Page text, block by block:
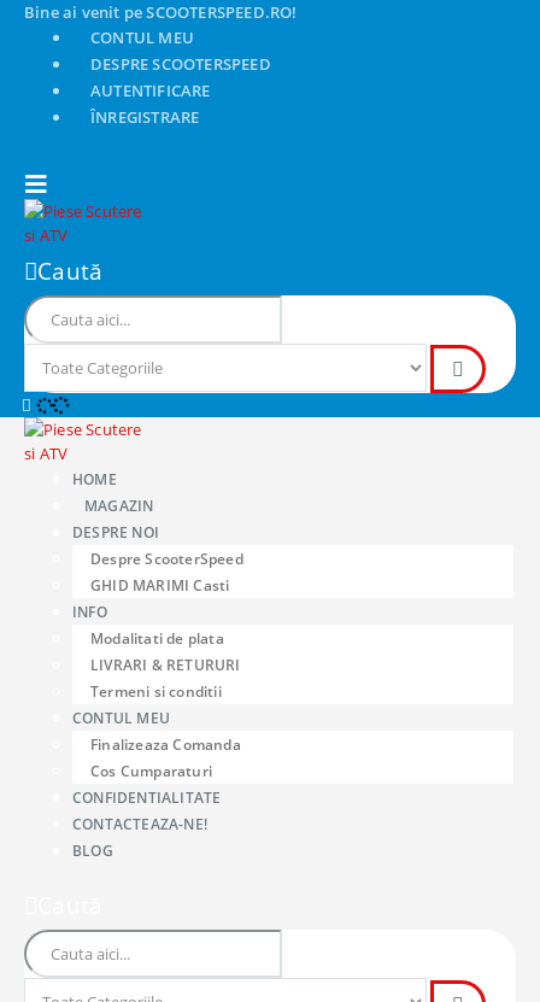
Bine ai venit pe SCOOTERSPEED.RO!
CONTUL MEU
DESPRE SCOOTERSPEED
AUTENTIFICARE
ÎNREGISTRARE
Caută
HOME
MAGAZIN
DESPRE NOI
Despre ScooterSpeed
GHID MARIMI Casti
INFO
Modalitati de plata
LIVRARI & RETURURI
Termeni si conditii
CONTUL MEU
Finalizeaza Comanda
Cos Cumparaturi
CONFIDENTIALITATE
CONTACTEAZA-NE!
BLOG